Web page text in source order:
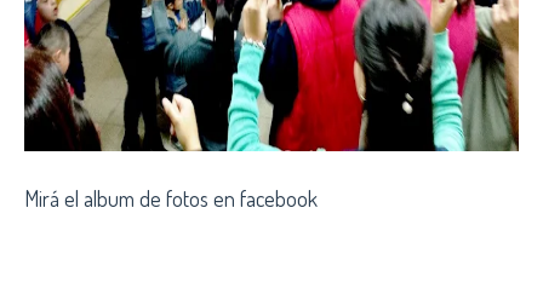
Mirá el album de fotos en facebook